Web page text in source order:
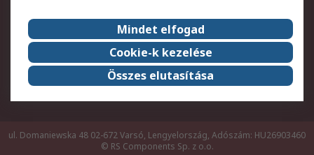
Képviseletek
Rólunk
Vállalatcsoport
Karrier
Díjak és elismerések
ESG globális célok
ul. Domaniewska 48 02-672 Varsó, Lengyelország, Adószám: HU26903460
© RS Components Sp. z o.o.
Mindet elfogad
Cookie-k kezelése
Összes elutasítása